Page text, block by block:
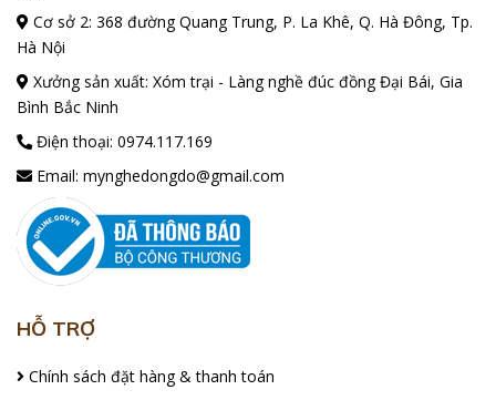
Cơ sở 2: 368 đường Quang Trung, P. La Khê, Q. Hà Đông, Tp.
Hà Nội
Xưởng sản xuất: Xóm trại - Làng nghề đúc đồng Đại Bái, Gia
Bình Bắc Ninh
Điện thoại: 0974.117.169
Email: mynghedongdo@gmail.com
HỖ TRỢ
Chính sách đặt hàng & thanh toán